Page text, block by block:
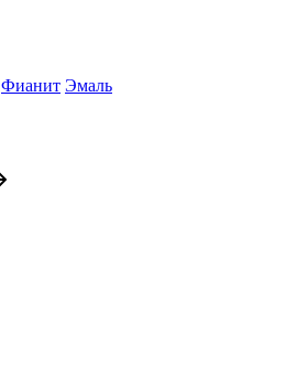
Фианит Эмаль